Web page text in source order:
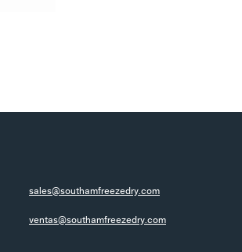
sales@southamfreezedry.com
ventas@southamfreezedry.com